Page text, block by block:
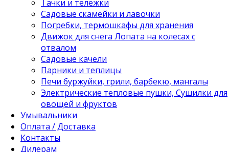
Тачки и тележки
Садовые скамейки и лавочки
Погребки, термошкафы для хранения
Движок для снега Лопата на колесах с
отвалом
Садовые качели
Парники и теплицы
Печи буржуйки, грили, барбекю, мангалы
Электрические тепловые пушки, Сушилки для
овощей и фруктов
Умывальники
Оплата / Доставка
Контакты
Дилерам